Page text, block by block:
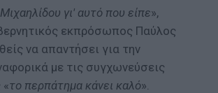
γι' αυτό που είπε»,
εκπρόσωπος Παύλος
να απαντήσει για την
με τις συγχωνεύσεις
το περπάτημα κάνει καλό».